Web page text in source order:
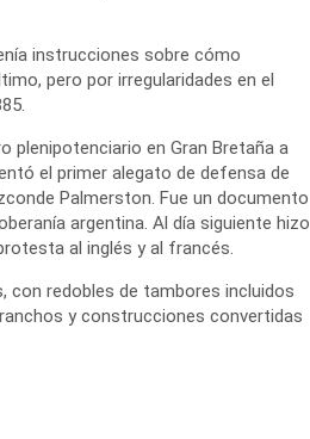
instrucciones sobre cómo
pero por irregularidades en el
plenipotenciario en Gran Bretaña a
el primer alegato de defensa de
Palmerston. Fue un documento
argentina. Al día siguiente hizo
al inglés y al francés.
con redobles de tambores incluidos
y construcciones convertidas